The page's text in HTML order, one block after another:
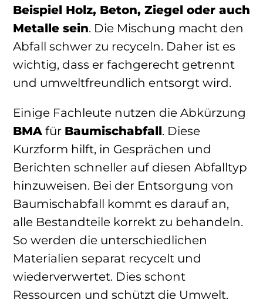
Beispiel Holz, Beton, Ziegel oder auch
Metalle sein. Die Mischung macht den
Abfall schwer zu recyceln. Daher ist es
wichtig, dass er fachgerecht getrennt
und umweltfreundlich entsorgt wird.
Einige Fachleute nutzen die Abkürzung
BMA für Baumischabfall. Diese
Kurzform hilft, in Gesprächen und
Berichten schneller auf diesen Abfalltyp
hinzuweisen. Bei der Entsorgung von
Baumischabfall kommt es darauf an,
alle Bestandteile korrekt zu behandeln.
So werden die unterschiedlichen
Materialien separat recycelt und
wiederverwertet. Dies schont
Ressourcen und schützt die Umwelt.